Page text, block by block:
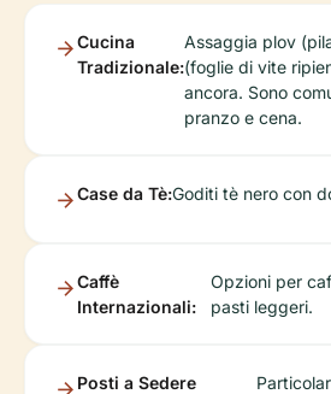
Cucina
Tradizionale:
Assaggia plov
(foglie di vite
ancora. Sono
pranzo e cena.
Case da Tè:Goditi tè nero con
Caffè
Internazionali:
Opzioni per
pasti leggeri.
Posti a Sedere